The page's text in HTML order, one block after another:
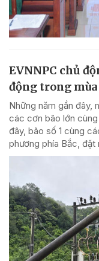
EVNNPC chủ
động trong mùa
Những năm gần đây,
các cơn bão lớn
đây, bão số 1 cùng
phương phía Bắc, đặt